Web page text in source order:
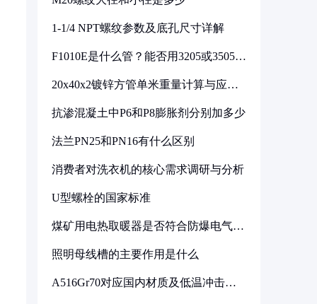
1-1/4 NPT螺纹参数及底孔尺寸详解
F1010E是什么管？能否用3205或3505代
20x40x2镀锌方管单米重量计算与应用
抗渗混凝土中P6和P8膨胀剂分别加多少
法兰PN25和PN16有什么区别
消费者对洗衣机的核心需求调研与分析
U型螺栓的国家标准
煤矿用电热取暖器是否符合防爆电气设
照明母线槽的主要作用是什么
A516Gr70对应国内材质及低温冲击要